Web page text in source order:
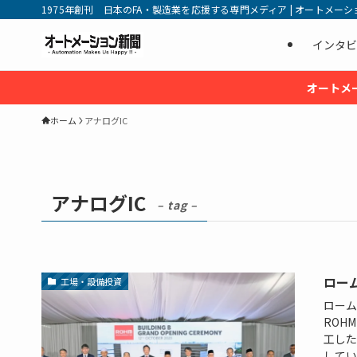
1975年創刊 日本のFA・製造業を応援する専門メディア | オートメー
インタ
オートメ
ホーム アナログIC
アナログIC – tag –
工場・設備投資 ロー
ロー
工し